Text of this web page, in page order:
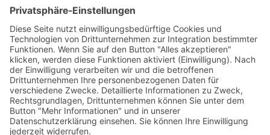
TeppichSpezialisten
Teppichwäsche & -reparatur
Stadtmühle Waldenbuch
Mühlenprodukte, Säfte, Tiernahrung & Züchterbedarf
Feuerwerk XXL
Pyrotechnik online bestellen
© 2017-2026 ·Tekal – Textile Lebensqualität| Einzelstücke mit
Charakter – Exklusive moderne Teppiche und handverlesene
Orientteppiche
Alle Preise inkl. der gesetzlichen MwSt. · Die durchgestrichenen Preise